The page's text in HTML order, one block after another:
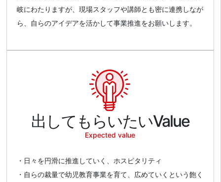
岐にわたりますが、現場スタッフや講師とも密に連携しなが
ら、自らのアイデアを活かして事業推進をお願いします。
出してもらいたいValue
Expected value
・日々を円滑に推進していく、ホスピタリティ
・自らの裁量で幼児教育事業を育て、広めていくという飽く